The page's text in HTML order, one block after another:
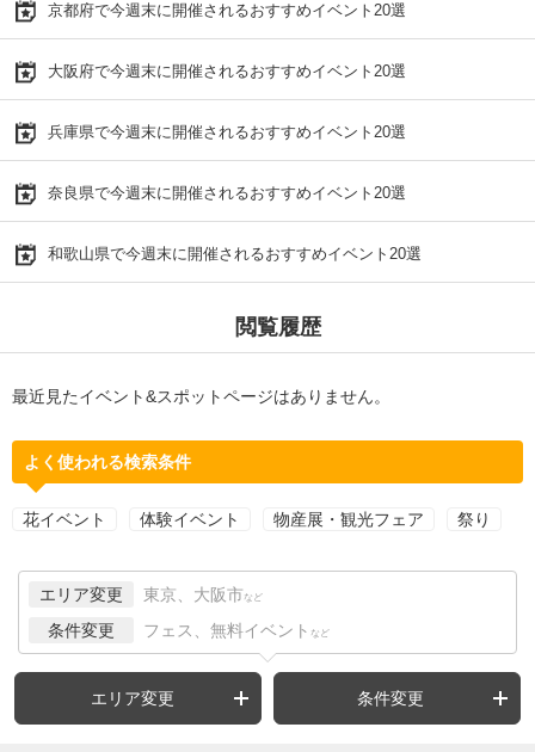
京都府で今週末に開催されるおすすめイベント20選
大阪府で今週末に開催されるおすすめイベント20選
兵庫県で今週末に開催されるおすすめイベント20選
奈良県で今週末に開催されるおすすめイベント20選
和歌山県で今週末に開催されるおすすめイベント20選
閲覧履歴
最近見たイベント&スポットページはありません。
よく使われる検索条件
花イベント 体験イベント 物産展・観光フェア 祭り
エリア変更 東京、大阪市 など
条件変更 フェス、無料イベント など
エリア変更 条件変更